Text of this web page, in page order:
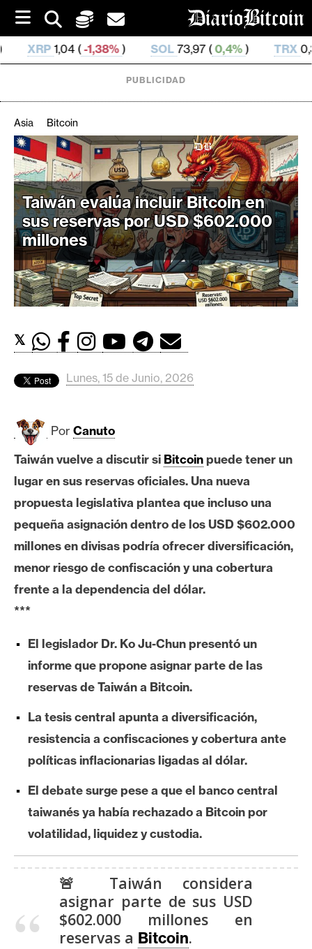
i
p
t
o
SOL 73,97 (0,4% TRX0,326 98 ( 0,04%)
C
r
i
p
t
o
M
e
r
d
s
B
t
c
o
i
E
e
e
u
I
n
á
PUBLICIDAD
Asia Bitcoin
Taiwán evalúa incluir Bitcoin en
sus reservas por USD $602.000
millones
𝕏
Lunes, 15 de Junio, 2026
Por Canuto
Taiwán vuelve a discutir si Bitcoinpuede tener un
lugar en sus reservas oficiales. Una nueva
propuesta legislativa plantea que incluso una
pequeña asignación dentro de los USD $602.000
millones en divisas podría ofrecer diversificación,
menor riesgo de confiscación y una cobertura
frente a la dependencia del dólar.
***
El legislador Dr. Ko Ju-Chun presentó un
informe que propone asignar parte de las
reservas de Taiwán a Bitcoin.
La tesis central apunta a diversificación,
resistencia a confiscaciones y cobertura ante
políticas inflacionarias ligadas al dólar.
El debate surge pese a que el banco central
taiwanés ya había rechazado a Bitcoin por
volatilidad, liquidez y custodia.
🚨 Taiwán considera
asignar parte de sus USD
$602.000 millones en
reservas a Bitcoin.